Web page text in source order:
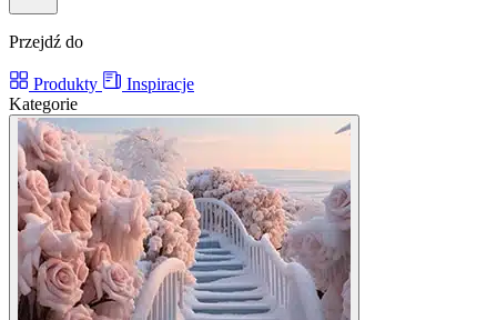
Przejdź do
Produkty
Inspiracje
Kategorie